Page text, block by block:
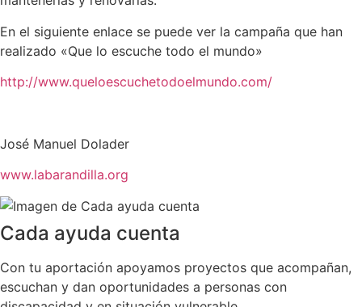
En el siguiente enlace se puede ver la campaña que han
realizado «Que lo escuche todo el mundo»
http://www.queloescuchetodoelmundo.com/
José Manuel Dolader
www.labarandilla.org
Cada ayuda cuenta
Con tu aportación apoyamos proyectos que acompañan,
escuchan y dan oportunidades a personas con